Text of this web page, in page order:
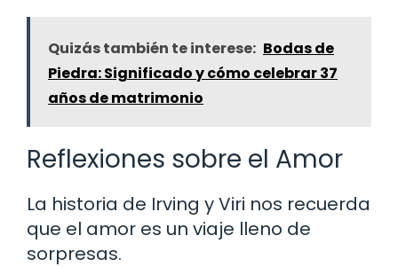
Quizás también te interese: Bodas de
Piedra: Significado y cómo celebrar 37
años de matrimonio
Reflexiones sobre el Amor
La historia de Irving y Viri nos recuerda
que el amor es un viaje lleno de
sorpresas.